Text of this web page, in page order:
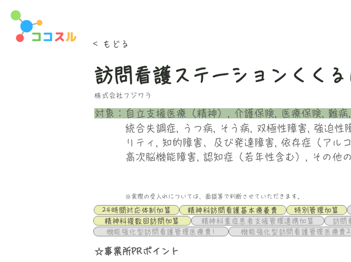
< もどる
訪問看護ステーションくくる
株式会社フジワラ
自立支援医療（精神）, 介護保険, 医療保険, 難病
​対象：
統合失調症, うつ病, そう病, 双極性障害, 強迫性
リティ, 知的障害、及び発達障害, 依存症（アル
高次脳機能障害, 認知症（若年性含む）, その他
※実際の受入れについては、面談等で判断させていただきます。
24時間対応体制加算 精神科訪問看護基本療養費 特別管理加算
精神科複数回訪問加算
精神科重症患者支援管理連携加算
訪問
機能強化型訪問看護管理医療費1
機能強化型訪問看護管理医療費2
☆事業所PRポイント